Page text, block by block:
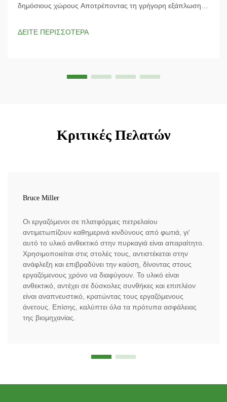
δημόσιους χώρους Αποτρέποντας τη γρήγορη εξάπλωση
ΔΕΙΤΕ ΠΕΡΙΣΣΟΤΕΡΑ
Κριτικές Πελατών
Bruce Miller
Οι εργαζόμενοι σε πλατφόρμες πετρελαίου
αντιμετωπίζουν καθημερινά κινδύνους από φωτιά, γι'
αυτό το υλικό ανθεκτικό στην πυρκαγιά είναι απαραίτητο.
Χρησιμοποιείται στις στολές τους, αντιστέκεται στην
ανάφλεξη και επιβραδύνει την καύση, δίνοντας στους
εργαζόμενους χρόνο να διαφύγουν. Το υλικό είναι
ανθεκτικό, αντέχει σε δύσκολες συνθήκες και επιπλέον
είναι αναπνευστικό, κρατώντας τους εργαζόμενους
άνετους. Επίσης, καλύπτει όλα τα πρότυπα ασφάλειας
της βιομηχανίας.